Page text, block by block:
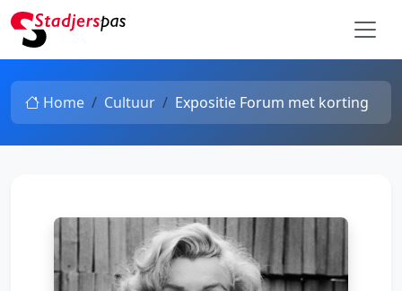
Home Cultuur Expositie Forum met korting